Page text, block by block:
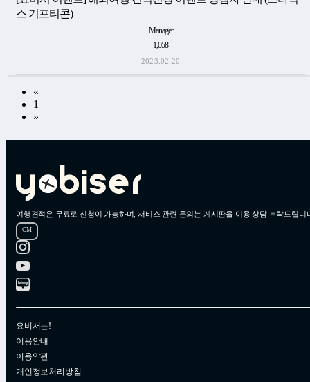
스 기프티콘)
Manager
1,058
2023.02.20
«
1
»
여행견적은 무료로 신청이 가능하며, 서비스 관련 문의는 게시판을 이용 상담 부탁드립니
CM
요비서는!
이용안내
이용약관
개인정보처리방침